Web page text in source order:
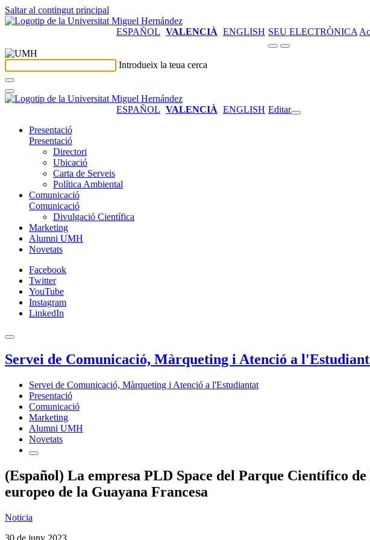
Saltar al contingut principal
ESPAÑOL VALENCIÀ ENGLISH SEU ELECTRÒNICA
Introdueix la teua cerca
ESPAÑOL VALENCIÀ ENGLISH Editar
Presentació
Presentació
Directori
Ubicació
Carta de Serveis
Política Ambiental
Comunicació
Comunicació
Divulgació Científica
Marketing
Alumni UMH
Novetats
Facebook
Twitter
YouTube
Instagram
LinkedIn
Servei de Comunicació, Màrqueting i Atenció a
Servei de Comunicació, Màrqueting i Atenció a l'Estudiantat
Presentació
Comunicació
Marketing
Alumni UMH
Novetats
(Español) La empresa PLD Space del Parque Científico
europeo de la Guayana Francesa
Noticia
30 de juny 2023